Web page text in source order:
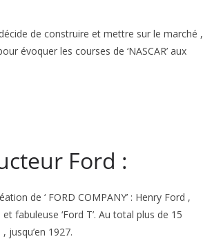
de construire et mettre sur le marché ,
évoquer les courses de ‘NASCAR’ aux
Ford :
de ‘ FORD COMPANY’ : Henry Ford ,
fabuleuse ‘Ford T’. Au total plus de 15
jusqu’en 1927.